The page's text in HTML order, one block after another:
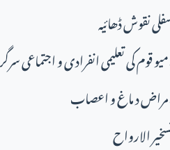
نقوش ڈھائیہ
د ماغ و اعصاب
الارواح